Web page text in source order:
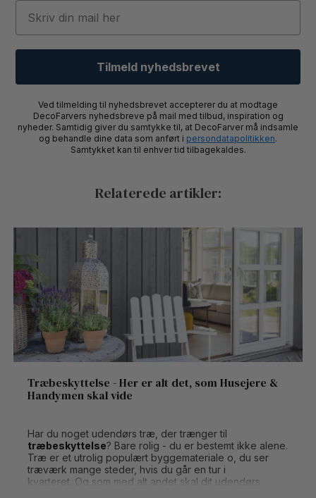
Email
Tilmeld nyhedsbrevet
Ved tilmelding til nyhedsbrevet accepterer du at modtage
DecoFarvers nyhedsbreve på mail med tilbud, inspiration og
nyheder. Samtidig giver du samtykke til, at DecoFarver må indsamle
og behandle dine data som anført i persondatapolitikken.
Samtykket kan til enhver tid tilbagekaldes.
Relaterede artikler:
Træbeskyttelse - Her er alt det, som Husejere &
Handymen skal vide
Har du noget udendørs træ, der trænger til
træbeskyttelse? Bare rolig - du er bestemt ikke alene.
Træ er et utrolig populært byggemateriale o, du ser
træværk mange steder, hvis du går en tur i
kvarteret. Og som med alt andet skal dit udendørs